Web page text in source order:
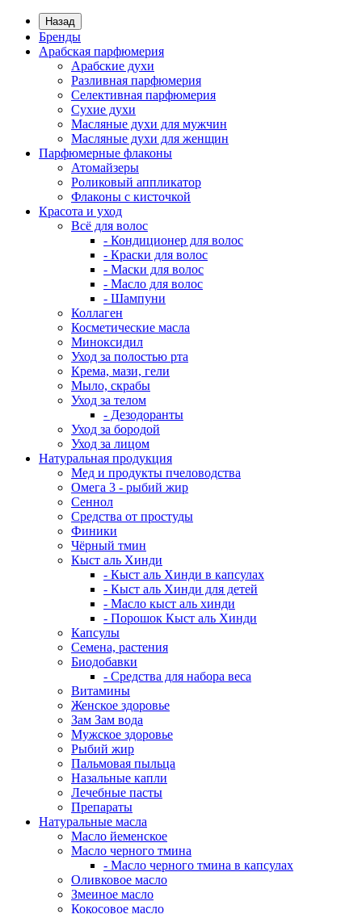
Назад
Бренды
Арабская парфюмерия
Арабские духи
Разливная парфюмерия
Селективная парфюмерия
Сухие духи
Масляные духи для мужчин
Масляные духи для женщин
Парфюмерные флаконы
Атомайзеры
Роликовый аппликатор
Флаконы с кисточкой
Красота и уход
Всё для волос
- Кондиционер для волос
- Краски для волос
- Маски для волос
- Масло для волос
- Шампуни
Коллаген
Косметические масла
Миноксидил
Уход за полостью рта
Крема, мази, гели
Мыло, скрабы
Уход за телом
- Дезодоранты
Уход за бородой
Уход за лицом
Натуральная продукция
Мед и продукты пчеловодства
Омега 3 - рыбий жир
Сеннол
Средства от простуды
Финики
Чёрный тмин
Кыст аль Хинди
- Кыст аль Хинди в капсулах
- Кыст аль Хинди для детей
- Масло кыст аль хинди
- Порошок Кыст аль Хинди
Капсулы
Семена, растения
Биодобавки
- Средства для набора веса
Витамины
Женское здоровье
Зам Зам вода
Мужское здоровье
Рыбий жир
Пальмовая пыльца
Назальные капли
Лечебные пасты
Препараты
Натуральные масла
Масло йеменское
Масло черного тмина
- Масло черного тмина в капсулах
Оливковое масло
Змеиное масло
Кокосовое масло